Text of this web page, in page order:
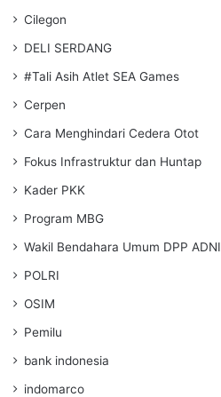
Cilegon
DELI SERDANG
#Tali Asih Atlet SEA Games
Cerpen
Cara Menghindari Cedera Otot
Fokus Infrastruktur dan Huntap
Kader PKK
Program MBG
Wakil Bendahara Umum DPP ADNI
POLRI
OSIM
Pemilu
bank indonesia
indomarco